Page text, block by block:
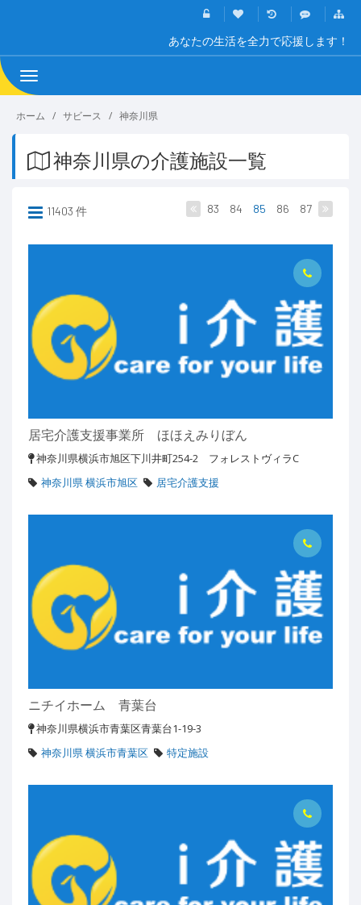
あなたの生活を全力で応援します！
Toggle
navigation
ホーム サビース 神奈川県
神奈川県の介護施設一覧
11403 件 83 84 85 86 87
居宅介護支援事業所 ほほえみりぼん
神奈川県横浜市旭区下川井町254-2 フォレストヴィラC
神奈川県 横浜市旭区
居宅介護支援
ニチイホーム 青葉台
神奈川県横浜市青葉区青葉台1-19-3
神奈川県 横浜市青葉区
特定施設